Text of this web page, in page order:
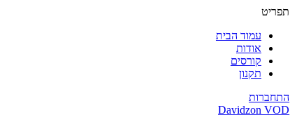
תפריט
עמוד הבית
אודות
קורסים
תקנון
התחברות
Davidzon VOD